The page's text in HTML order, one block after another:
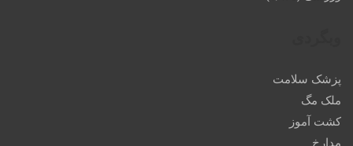
پزشک سلامت
ملک مگ
کشت آموز
مدارخ